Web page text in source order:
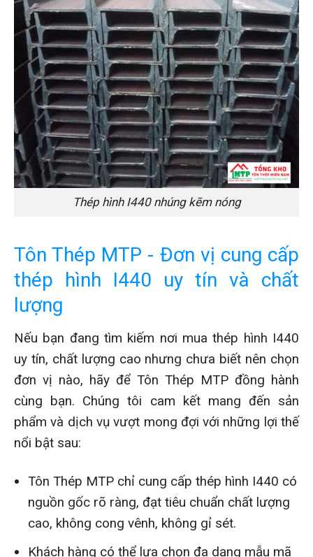
Thép hình I440 nhúng kẽm nóng
Tôn Thép MTP - Đơn vị cung cấp
thép hình I440 uy tín và chất
lượng
Nếu bạn đang tìm kiếm nơi mua thép hình I440
uy tín, chất lượng cao nhưng chưa biết nên chọn
đơn vị nào, hãy để Tôn Thép MTP đồng hành
cùng bạn. Chúng tôi cam kết mang đến sản
phẩm và dịch vụ vượt mong đợi với những lợi thế
nổi bật sau:
Tôn Thép MTP chỉ cung cấp thép hình I440 có
nguồn gốc rõ ràng, đạt tiêu chuẩn chất lượng
cao, không cong vênh, không gỉ sét.
Khách hàng có thể lựa chọn đa dạng mẫu mã